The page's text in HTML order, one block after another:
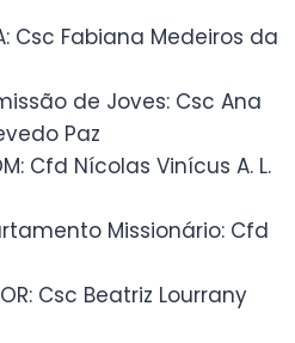
Csc Fabiana Medeiros da
de Joves: Csc Ana
Paz
Cfd Nícolas Vinícus A. L.
Missionário: Cfd
Csc Beatriz Lourrany